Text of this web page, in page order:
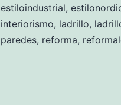
estiloindustrial,
interiorismo, ladrillo,
paredes, reforma,